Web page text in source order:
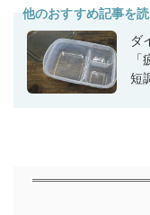
他のおすすめ記事を
ダ
短